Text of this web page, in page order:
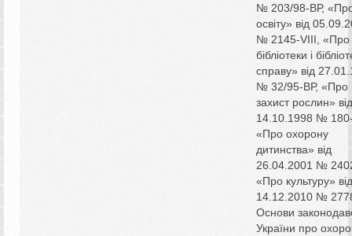
№ 203/98-ВР,
освіту» від
№ 2145-VIII, «Про
бібліотеки і
справу» від
№ 32/95-ВР, «Про
захист рослин» від
14.10.1998 №
«Про охорону
дитинства» від
26.04.2001 №
«Про культуру» від
14.12.2010 №
Основи
України про